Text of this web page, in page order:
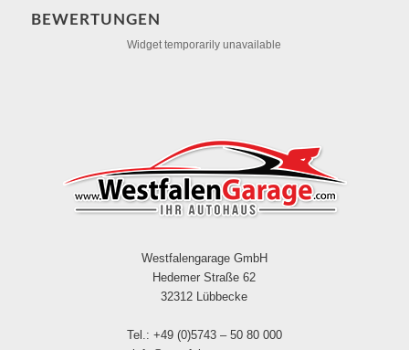
BEWERTUNGEN
Widget temporarily unavailable
Westfalengarage GmbH
Hedemer Straße 62
32312 Lübbecke
Tel.: +49 (0)5743 – 50 80 000